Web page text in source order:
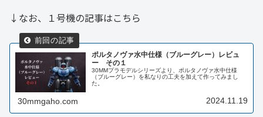
↓なお、１号機の記事はこちら
ポルタノヴァ水中仕様（ブルーグレー）レビュ
ー その１
30MMプラモデルシリーズより、ポルタノヴァ水中仕様
（ブルーグレー）を私なりの工夫を加えて作ってみまし
た。
30mmgaho.com 2024.11.19